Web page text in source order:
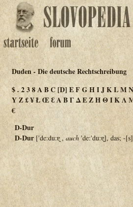
Duden - Die deutsche Rechtschreibung
$.238ABC [D] EFGHIJKLMN
YZ£¥ŁŒƐΑΒΓΔΕΖΗΘΙΚΛ
€
D-Dur
D-Dur ['de:du:ɐ̯ , auch 'de:'du:ɐ̯], das; -